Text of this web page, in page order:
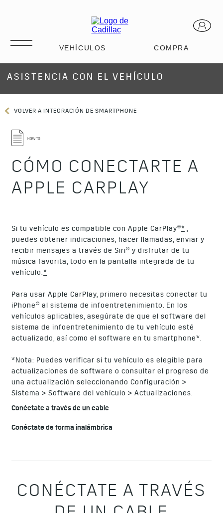
ASISTENCIA CON EL VEHÍCULO
VOLVER A INTEGRACIÓN DE SMARTPHONE
CÓMO CONECTARTE A
APPLE CARPLAY
Si tu vehículo es compatible con Apple CarPlay®* ,
puedes obtener indicaciones, hacer llamadas, enviar y
recibir mensajes a través de Siri® y disfrutar de tu
música favorita, todo en la pantalla integrada de tu
vehículo.*
Para usar Apple CarPlay, primero necesitas conectar tu
iPhone® al sistema de infoentretenimiento. En los
vehículos aplicables, asegúrate de que el software del
sistema de infoentretenimiento de tu vehículo esté
actualizado, así como el software en tu smartphone*.
*Nota: Puedes verificar si tu vehículo es elegible para
actualizaciones de software o consultar el progreso de
una actualización seleccionando Configuración >
Sistema > Software del vehículo > Actualizaciones.
Conéctate a través de un cable
Conéctate de forma inalámbrica
CONÉCTATE A TRAVÉS